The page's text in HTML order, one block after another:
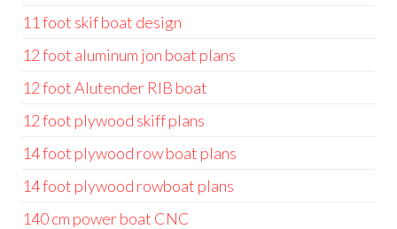
11 foot skif boat design
12 foot aluminum jon boat plans
12 foot Alutender RIB boat
12 foot plywood skiff plans
14 foot plywood row boat plans
14 foot plywood rowboat plans
140 cm power boat CNC